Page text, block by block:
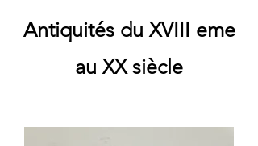
Antiquités du XVIII eme
au XX siècle